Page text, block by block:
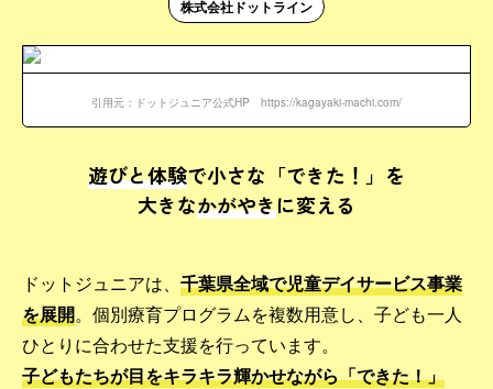
株式会社ドットライン
引用元：ドットジュニア公式HP https://kagayaki-machi.com/
遊びと体験で小さな「できた！」を
大きなかがやきに変える
ドットジュニアは、 千葉県全域で児童デイサービス事業
を展開。個別療育プログラムを複数用意し、子ども一人
ひとりに合わせた支援を行っています。
子どもたちが目をキラキラ輝かせながら「できた！」